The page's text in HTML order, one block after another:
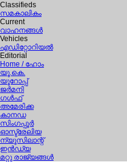
Classifieds
സമകാലികം
Current
വാഹനങ്ങള്‍
Vehicles
എഡിറ്റോറിയല്‍
Editorial
Home / ഹോം
യൂ.കെ.
യൂറോപ്പ്
ജര്‍മനി
ഗള്‍ഫ്
അമേരിക്ക
കാനഡ
സിംഗപ്പൂര്‍
ഓസ്ട്രേലിയ
ന്യൂസിലാന്റ്
ഇന്‍ഡ്യ
മറ്റു രാജ്യങ്ങള്‍